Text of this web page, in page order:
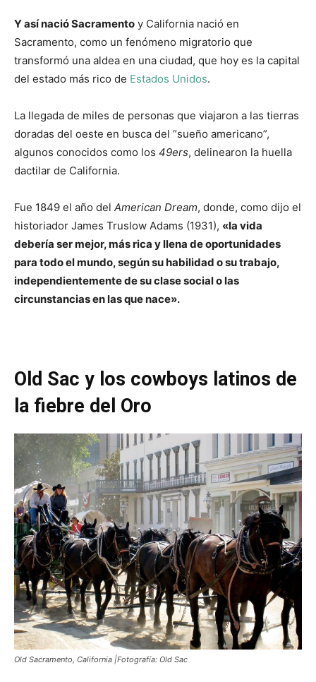
Y así nació Sacramento y California nació en
Sacramento, como un fenómeno migratorio que
transformó una aldea en una ciudad, que hoy es la capital
del estado más rico de Estados Unidos.
La llegada de miles de personas que viajaron a las tierras
doradas del oeste en busca del “sueño americano”,
algunos conocidos como los 49ers, delinearon la huella
dactilar de California.
Fue 1849 el año del American Dream, donde, como dijo el
historiador James Truslow Adams (1931), «la vida
debería ser mejor, más rica y llena de oportunidades
para todo el mundo, según su habilidad o su trabajo,
independientemente de su clase social o las
circunstancias en las que nace».
Old Sac y los cowboys latinos de
la fiebre del Oro
Old Sacramento, California |Fotografía: Old Sac